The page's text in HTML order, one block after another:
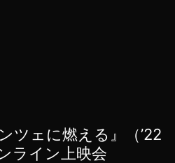
ツェに燃える』（’22
ライン上映会